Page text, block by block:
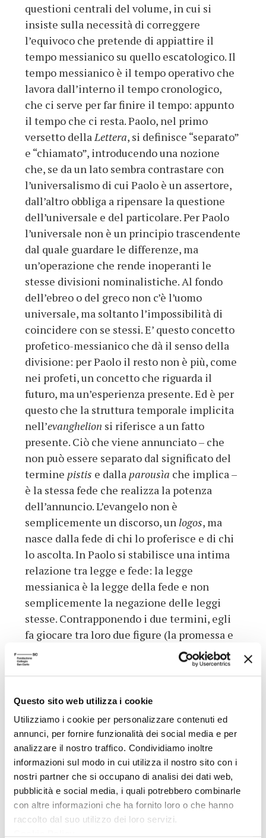
Questo sito web utilizza i cookie
Utilizziamo i cookie per personalizzare contenuti ed
annunci, per fornire funzionalità dei social media e per
analizzare il nostro traffico. Condividiamo inoltre
informazioni sul modo in cui utilizza il nostro sito con i
nostri partner che si occupano di analisi dei dati web,
pubblicità e social media, i quali potrebbero combinarle
con altre informazioni che ha fornito loro o che hanno
raccolto dal suo utilizzo dei loro servizi.
questioni centrali del volume, in cui si
insiste sulla necessità di correggere
l’equivoco che pretende di appiattire il
tempo messianico su quello escatologico. Il
tempo messianico è il tempo operativo che
lavora dall’interno il tempo cronologico,
che ci serve per far finire il tempo: appunto
il tempo che ci resta. Paolo, nel primo
versetto dellaLettera, si definisce “separato”
e “chiamato”, introducendo una nozione
che, se da un lato sembra contrastare con
l’universalismo di cui Paolo è un assertore,
dall’altro obbliga a ripensare la questione
dell’universale e del particolare. Per Paolo
l’universale non è un principio trascendente
dal quale guardare le differenze, ma
un’operazione che rende inoperanti le
stesse divisioni nominalistiche. Al fondo
dell’ebreo o del greco non c’è l’uomo
universale, ma soltanto l’impossibilità di
coincidere con se stessi. E’ questo concetto
profetico-messianico che dà il senso della
divisione: per Paolo il resto non è più, come
nei profeti, un concetto che riguarda il
futuro, ma un’esperienza presente. Ed è per
questo che la struttura temporale implicita
nell’evanghelion si riferisce a un fatto
presente. Ciò che viene annunciato – che
non può essere separato dal significato del
termine pistis e dalla parousìa che implica –
è la stessa fede che realizza la potenza
dell’annuncio. L’evangelo non è
semplicemente un discorso, un logos, ma
nasce dalla fede di chi lo proferisce e di chi
lo ascolta. In Paolo si stabilisce una intima
relazione tra legge e fede: la legge
messianica è la legge della fede e non
semplicemente la negazione delle leggi
stesse. Contrapponendo i due termini, egli
fa giocare tra loro due figure (la promessa e
il comandamento) all’interno del diritto. In
tal modo il potere costituente si pone di
che, sottolinea l’autore, è evidente nel
nostro tempo – ha il suo fondamento
teologico nella scissione tra la fedeltà
personale e l’obbligazione positiva che ne
deriva: da essa emerge lo spazio della
gratuità, propria della grazia che conduce
alla salvezza.
Dati aggiuntivi